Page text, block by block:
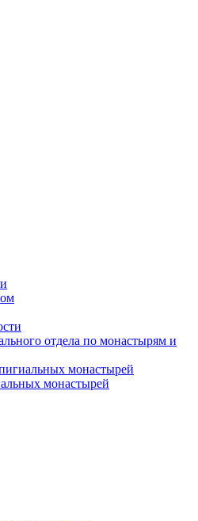
отдела по монастырям и
монастырей
монастырей